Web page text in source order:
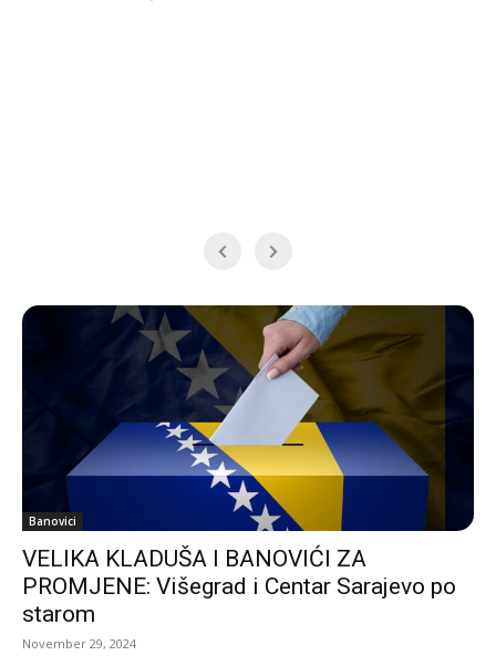
Banovici
VELIKA KLADUŠA I BANOVIĆI ZA
PROMJENE: Višegrad i Centar Sarajevo po
starom
November 29, 2024